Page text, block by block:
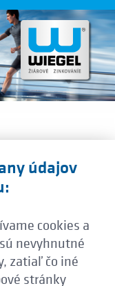
precízne
všetky
krok
silou
údajov
cookies a
nevyhnutné
zatiaľ čo iné
stránky